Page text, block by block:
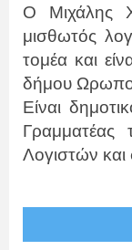
Ο Μιχάλης
μισθωτός
τομέα και
δήμου
Είναι
Γραμματέας
Λογιστών